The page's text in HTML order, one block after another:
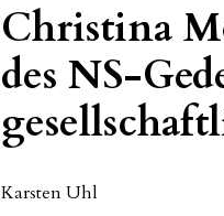
Christina
des NS-
Karsten Uhl